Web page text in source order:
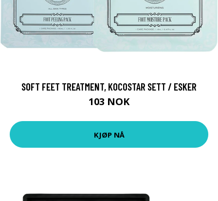
SOFT FEET TREATMENT, KOCOSTAR SETT / ESKER
103 NOK
KJØP NÅ